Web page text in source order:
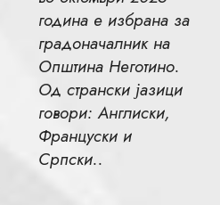
година е избрана за
градоначалник на
Општина Неготино.
Од странски јазици
говори: Англиски,
Француски и
Српски..